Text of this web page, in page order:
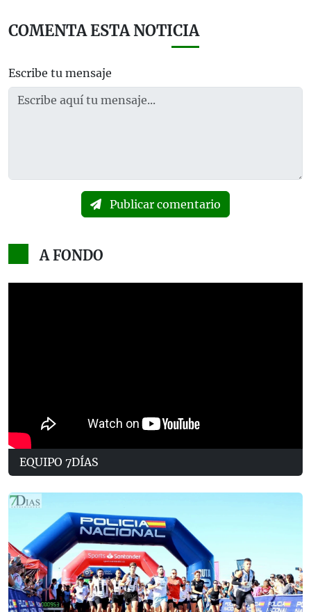
COMENTA ESTA NOTICIA
Escribe tu mensaje
Publicar comentario
A FONDO
EQUIPO 7DÍAS